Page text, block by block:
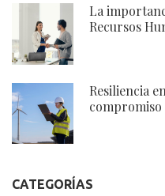
La
Recursos
Resiliencia
CATEGORÍAS